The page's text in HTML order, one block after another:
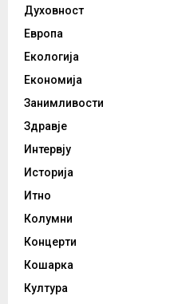
Духовност
Европа
Екологија
Економија
Занимливости
Здравје
Интервју
Историја
Итно
Колумни
Концерти
Кошарка
Култура